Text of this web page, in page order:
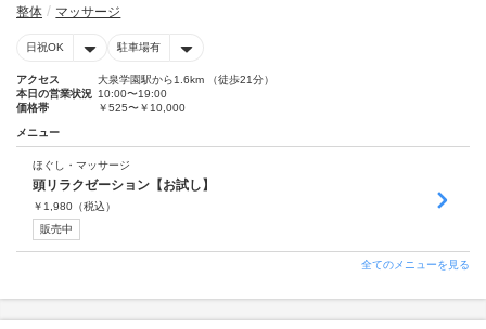
整体 マッサージ
日祝OK 駐車場有
アクセス
大泉学園駅から1.6km （徒歩21分）
本日の営業状況 10:00〜19:00
価格帯
￥525〜￥10,000
メニュー
ほぐし・マッサージ
頭リラクゼーション【お試し】
￥ 1,980 （税込）
販売中
全てのメニューを見る